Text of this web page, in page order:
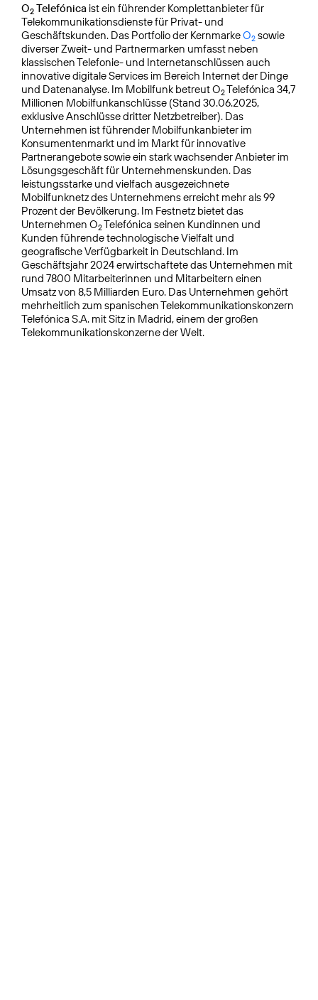
O2 Telefónica ist ein führender Komplettanbieter für
Telekommunikationsdienste für Privat- und
Geschäftskunden. Das Portfolio der KernmarkeO2 sowie
diverser Zweit- und Partnermarken umfasst neben
klassischen Telefonie- und Internetanschlüssen auch
innovative digitale Services im Bereich Internet der Dinge
und Datenanalyse. Im Mobilfunk betreut O2Telefónica 34,7
Millionen Mobilfunkanschlüsse (Stand 30.06.2025,
exklusive Anschlüsse dritter Netzbetreiber). Das
Unternehmen ist führender Mobilfunkanbieter im
Konsumentenmarkt und im Markt für innovative
Partnerangebote sowie ein stark wachsender Anbieter im
Lösungsgeschäft für Unternehmenskunden. Das
leistungsstarke und vielfach ausgezeichnete
Mobilfunknetz des Unternehmens erreicht mehr als 99
Prozent der Bevölkerung. Im Festnetz bietet das
Unternehmen O2Telefónica seinen Kundinnen und
Kunden führende technologische Vielfalt und
geografische Verfügbarkeit in Deutschland. Im
Geschäftsjahr 2024 erwirtschaftete das Unternehmen mit
rund 7800 Mitarbeiterinnen und Mitarbeitern einen
Umsatz von 8,5 Milliarden Euro. Das Unternehmen gehört
mehrheitlich zum spanischen Telekommunikationskonzern
Telefónica S.A. mit Sitz in Madrid, einem der großen
Telekommunikationskonzerne der Welt.